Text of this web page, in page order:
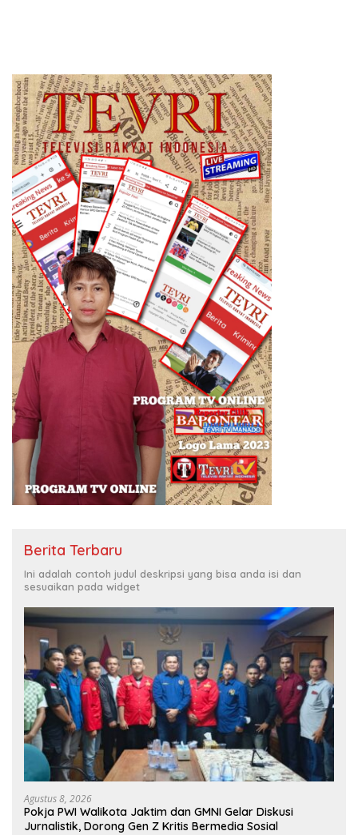
Berita Terbaru
Ini adalah contoh judul deskripsi yang bisa anda isi dan
sesuaikan pada widget
Agustus 8, 2026
Pokja PWI Walikota Jaktim dan GMNI Gelar Diskusi
Jurnalistik, Dorong Gen Z Kritis Bermedia Sosial